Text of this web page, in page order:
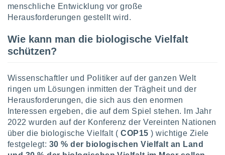
1199
menschliche Entwicklung vor große
Herausforderungen gestellt wird.
Wie kann man die biologische Vielfalt
schützen?
Wissenschaftler und Politiker auf der ganzen Welt
ringen um Lösungen inmitten der Trägheit und der
Herausforderungen, die sich aus den enormen
Interessen ergeben, die auf dem Spiel stehen. Im Jahr
2022 wurden auf der Konferenz der Vereinten Nationen
über die biologische Vielfalt (COP15 ) wichtige Ziele
festgelegt: 30 % der biologischen Vielfalt an Land